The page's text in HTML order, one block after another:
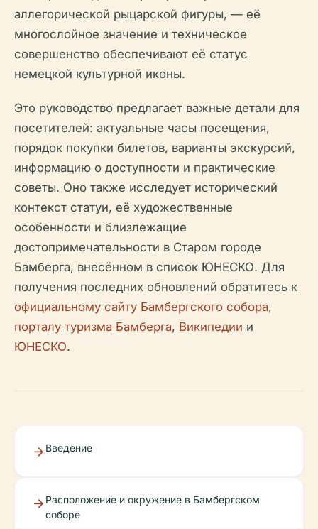
аллегорической рыцарской фигуры, — её
многослойное значение и техническое
совершенство обеспечивают её статус
немецкой культурной иконы.
Это руководство предлагает важные детали для
посетителей: актуальные часы посещения,
порядок покупки билетов, варианты экскурсий,
информацию о доступности и практические
советы. Оно также исследует исторический
контекст статуи, её художественные
особенности и близлежащие
достопримечательности в Старом городе
Бамберга, внесённом в список ЮНЕСКО. Для
получения последних обновлений обратитесь к
официальному сайту Бамбергского собора,
порталу туризма Бамберга, Википедии и
ЮНЕСКО.
Введение
Расположение и окружение в Бамбергском
соборе